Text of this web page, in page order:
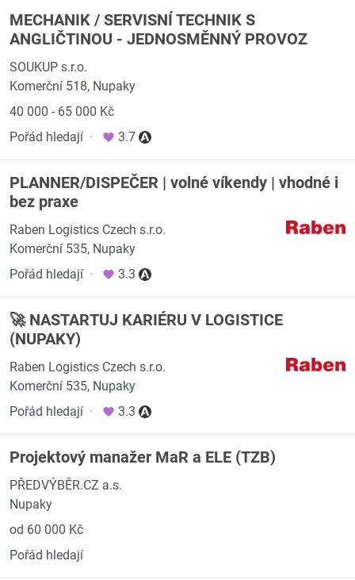
MECHANIK / SERVISNÍ TECHNIK S
ANGLIČTINOU - JEDNOSMĚNNÝ PROVOZ
SOUKUP s.r.o.
Komerční 518, Nupaky
40 000 - 65 000 Kč
Pořád hledají · 3.7
PLANNER/DISPEČER | volné víkendy | vhodné i
bez praxe
Raben Logistics Czech s.r.o.
Komerční 535, Nupaky
Pořád hledají · 3.3
🚀 NASTARTUJ KARIÉRU V LOGISTICE
(NUPAKY)
Raben Logistics Czech s.r.o.
Komerční 535, Nupaky
Pořád hledají · 3.3
Projektový manažer MaR a ELE (TZB)
PŘEDVÝBĚR.CZ a.s.
Nupaky
od 60 000 Kč
Pořád hledají